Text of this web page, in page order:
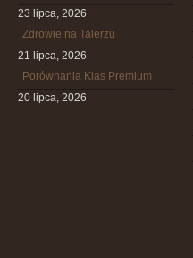
23 lipca, 2026
Zdrowie na Talerzu
21 lipca, 2026
Porównania Klas Premium
20 lipca, 2026